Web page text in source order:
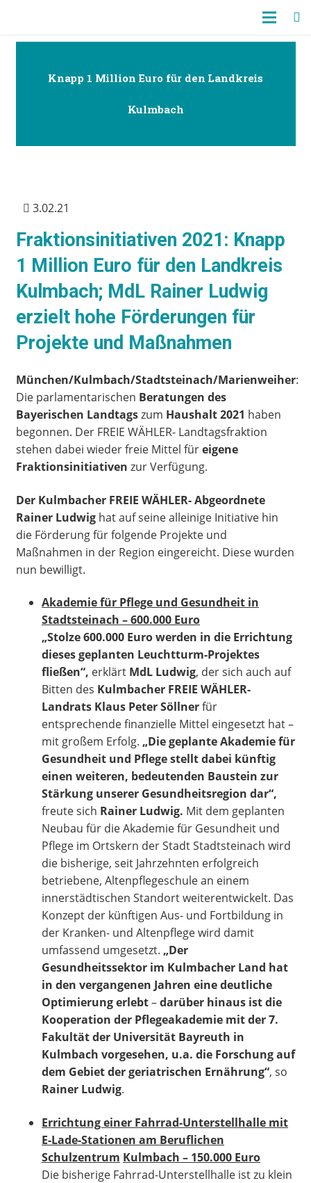
Knapp 1 Million Euro für den Landkreis
Kulmbach
3.02.21
Fraktionsinitiativen 2021: Knapp
1 Million Euro für den Landkreis
Kulmbach; MdL Rainer Ludwig
erzielt hohe Förderungen für
Projekte und Maßnahmen
München/Kulmbach/Stadtsteinach/Marienweiher:
Die parlamentarischen Beratungen des
Bayerischen Landtagszum Haushalt 2021 haben
begonnen. Der FREIE WÄHLER- Landtagsfraktion
stehen dabei wieder freie Mittel füreigene
Fraktionsinitiativen zur Verfügung.
Der Kulmbacher FREIE WÄHLER- Abgeordnete
Rainer Ludwighat auf seine alleinige Initiative hin
die Förderung für folgende Projekte und
Maßnahmen in der Region eingereicht. Diese wurden
nun bewilligt.
Akademie für Pflege und Gesundheit in
Stadtsteinach – 600.000 Euro
„Stolze600.000 Euro werden in die Errichtung
dieses geplanten Leuchtturm-Projektes
fließen“, erklärt MdL Ludwig, der sich auch auf
Bitten des Kulmbacher FREIE WÄHLER-
Landrats Klaus Peter Söllnerfür
entsprechende finanzielle Mittel eingesetzt hat –
mit großem Erfolg. „Die geplante Akademie für
Gesundheit und Pflege stellt dabei künftig
einen weiteren, bedeutenden Baustein zur
Stärkung unserer Gesundheitsregion dar“,
freute sich Rainer Ludwig. Mit dem geplanten
Neubau für die Akademie für Gesundheit und
Pflege im Ortskern der Stadt Stadtsteinach wird
die bisherige, seit Jahrzehnten erfolgreich
betriebene, Altenpflegeschule an einem
innerstädtischen Standort weiterentwickelt. Das
Konzept der künftigen Aus- und Fortbildung in
der Kranken- und Altenpflege wird damit
umfassend umgesetzt. „Der
Gesundheitssektor im Kulmbacher Land hat
in den vergangenen Jahren eine deutliche
Optimierung erlebt–darüber hinaus ist die
Kooperation der Pflegeakademie mit der 7.
Fakultät der Universität Bayreuth in
Kulmbach vorgesehen, u.a. die Forschung auf
dem Gebiet der geriatrischen Ernährung“, so
Rainer Ludwig.
Errichtung einer Fahrrad-Unterstellhalle mit
E-Lade-Stationen am Beruflichen
Schulzentrum Kulmbach – 150.000 Euro
Die bisherige Fahrrad-Unterstellhalle ist zu klein